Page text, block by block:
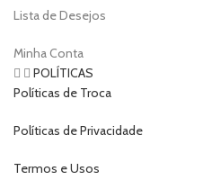
Lista de Desejos
Minha Conta
POLÍTICAS
Políticas de Troca
Políticas de Privacidade
Termos e Usos